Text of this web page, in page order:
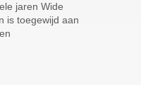
jaren Wide
is toegewijd aan